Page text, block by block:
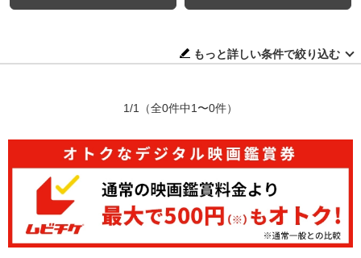
もっと詳しい条件で絞り込む
1/1 （全0件中1〜0件）